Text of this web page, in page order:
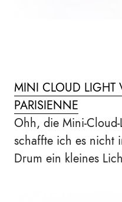
MINI CLOUD LIGHT
PARISIENNE
Ohh, die Mini-
schaffte ich es nicht
Drum ein kleines